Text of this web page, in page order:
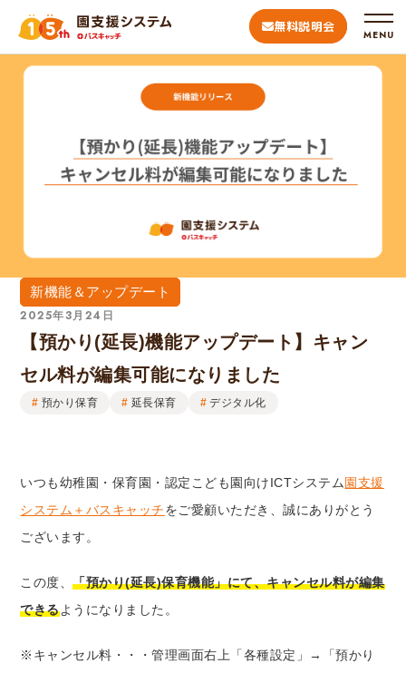
無料説明会
MENU
新機能＆アップデート
2025年3月24日
【預かり(延長)機能アップデート】キャン
セル料が編集可能になりました
預かり保育 延長保育 デジタル化
いつも幼稚園・保育園・認定こども園向けICTシステム園支援
システム＋バスキャッチをご愛顧いただき、誠にありがとう
ございます。
この度、「預かり(延長)保育機能」にて、キャンセル料が編集
できるようになりました。
※キャンセル料・・・管理画面右上「各種設定」→「預かり